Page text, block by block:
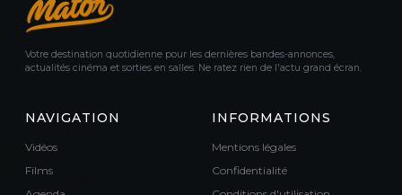
Votre destination quotidienne pour les dernières bandes-annonces,
actualités cinéma et sorties en salles. Ne ratez rien de l'actu grand écran.
NAVIGATION
Vidéos
Films
INFORMATIONS
Mentions légales
Confidentialité